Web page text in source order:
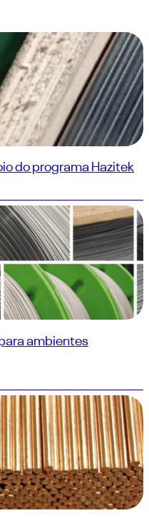
do programa Hazitek
ambientes